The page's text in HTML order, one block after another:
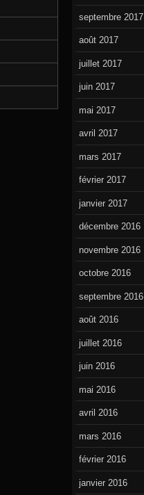
septembre 2017
août 2017
juillet 2017
juin 2017
mai 2017
avril 2017
mars 2017
février 2017
janvier 2017
décembre 2016
novembre 2016
octobre 2016
septembre 2016
août 2016
juillet 2016
juin 2016
mai 2016
avril 2016
mars 2016
février 2016
janvier 2016